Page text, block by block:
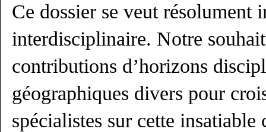
Ce dossier se veut résolument
interdisciplinaire. Notre
contributions d’horizons
géographiques divers pour
spécialistes sur cette insatiable